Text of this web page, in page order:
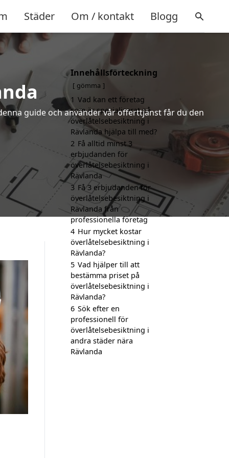
Städer Om / kontakt Blogg
guide och använder vår offerttjänst får du den
Innehållsförteckning
gömma
1 Vad kan ett företag
som är specialiserat på
överlåtelsebesiktning i
Rävlanda hjälpa till med?
2 Få alltid minst 3
erbjudanden för
överlåtelsebesiktning i
Rävlanda
3 Få 3 erbjudanden för
överlåtelsebesiktning i
Rävlanda från
professionella företag
4 Hur mycket kostar
överlåtelsebesiktning i
Rävlanda?
5 Vad hjälper till att
bestämma priset på
överlåtelsebesiktning i
Rävlanda?
6 Sök efter en
professionell för
överlåtelsebesiktning i
andra städer nära
Rävlanda